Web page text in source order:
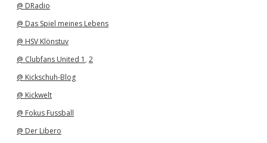
@ DRadio
@ Das Spiel meines Lebens
@ HSV Klönstuv
@ Clubfans United 1 , 2
@ Kickschuh-Blog
@ Kickwelt
@ Fokus Fussball
@ Der Libero